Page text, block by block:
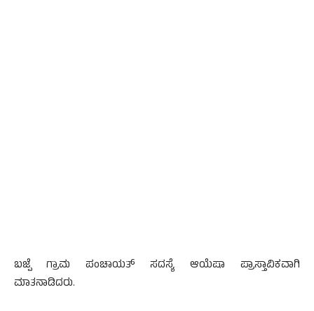
ಬಜ್ಪೆ ಗ್ರಾಮ ಪಂಚಾಯತ್ ಸದಸ್ಯೆ ಆಯೆಷಾ ಪ್ರಾಸ್ತಾವಿಕವಾಗಿ
ಮಾತನಾಡಿದರು.